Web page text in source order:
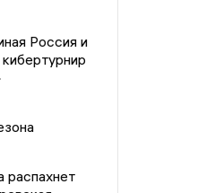
Россия и
распахнет